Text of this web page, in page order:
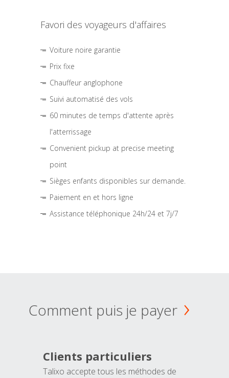
Favori des voyageurs d'affaires
Voiture noire garantie
Prix fixe
Chauffeur anglophone
Suivi automatisé des vols
60 minutes de temps d'attente après
l'atterrissage
Convenient pickup at precise meeting
point
Sièges enfants disponibles sur demande.
Paiement en et hors ligne
Assistance téléphonique 24h/24 et 7j/7
Comment puis je payer
Clients particuliers
Talixo accepte tous les méthodes de